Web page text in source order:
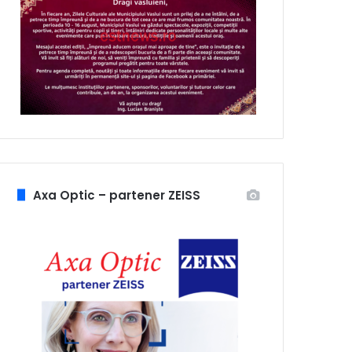
Axa Optic – partener ZEISS